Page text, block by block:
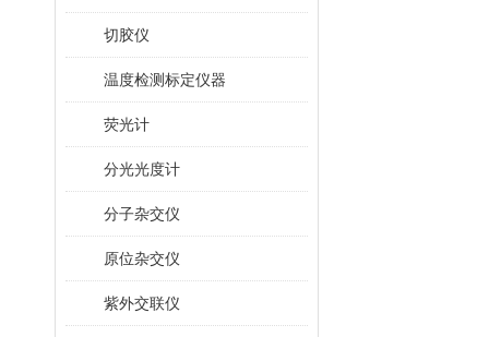
切胶仪
温度检测标定仪器
荧光计
分光光度计
分子杂交仪
原位杂交仪
紫外交联仪